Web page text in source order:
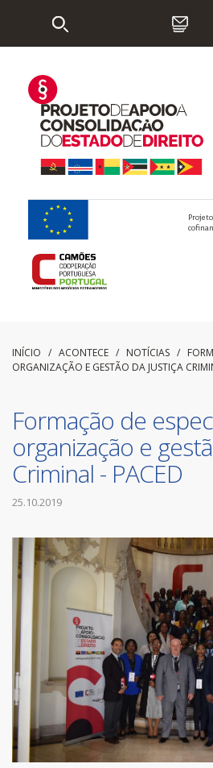
INÍCIO / ACONTECE / NOTÍCIAS /
ORGANIZAÇÃO E GESTÃO DA JUSTIÇA
Formação de
organização e
Criminal - PACED
25.10.2019